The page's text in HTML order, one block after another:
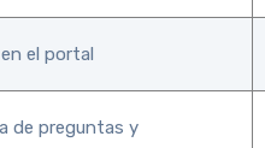
el portal
de preguntas y